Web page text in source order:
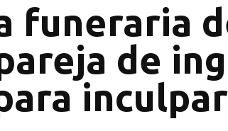
funeraria
de